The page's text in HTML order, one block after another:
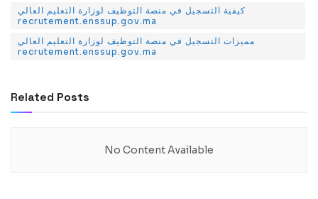
كيفية التسجيل في منصة التوظيف لوزارة التعليم العالي
recrutement.enssup.gov.ma
مميزات التسجيل في منصة التوظيف لوزارة التعليم العالي
recrutement.enssup.gov.ma
Related Posts
No Content Available